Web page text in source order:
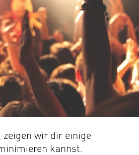
wir dir einige
kannst.